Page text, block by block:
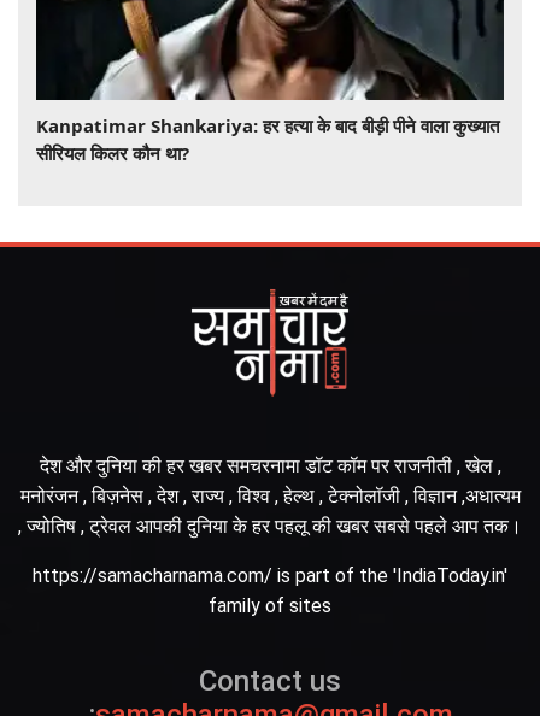
​​​​​​​Kanpatimar Shankariya: हर हत्या के बाद बीड़ी पीने वाला कुख्यात
सीरियल किलर कौन था?
देश और दुनिया की हर खबर समचरनामा डॉट कॉम पर राजनीती , खेल ,
मनोरंजन , बिज़नेस , देश , राज्य , विश्व , हेल्थ , टेक्नोलॉजी , विज्ञान ,अधात्यम
, ज्योतिष , ट्रेवल आपकी दुनिया के हर पहलू की खबर सबसे पहले आप तक।
https://samacharnama.com/ is part of the 'IndiaToday.in'
family of sites
Contact us